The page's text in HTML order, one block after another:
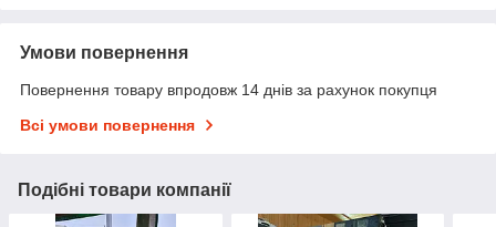
Умови повернення
Повернення товару впродовж 14 днів за рахунок покупця
Всі умови повернення
Подібні товари компанії